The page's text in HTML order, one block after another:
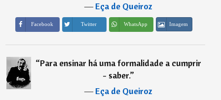
―Eça de Queiroz
Facebook Twitter WhatsApp Imagem
“Para ensinar há uma formalidade a cumprir
- saber.”
―Eça de Queiroz